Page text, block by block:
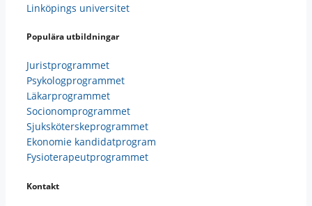
Linköpings universitet
Populära utbildningar
Juristprogrammet
Psykologprogrammet
Läkarprogrammet
Socionomprogrammet
Sjuksköterskeprogrammet
Ekonomie kandidatprogram
Fysioterapeutprogrammet
Kontakt